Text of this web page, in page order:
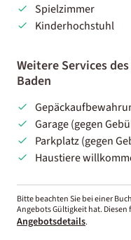
Spielzimmer
Kinderhochstuhl
Weitere Services
Baden
Garage (gegen
Parkplatz (gegen
Haustiere
Bitte beachten Sie bei einer
Angebots Gültigkeit hat. Diesen
Angebotsdetails.